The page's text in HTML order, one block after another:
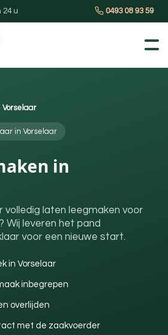
24 u 0493 08 93 59
Vorselaar
in Vorselaar
in
volledig laten leegmaken voor
Wij leveren het pand
voor een nieuwe start.
in Vorselaar
inbegrepen
overlijden
met de zaakvoerder